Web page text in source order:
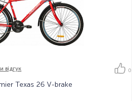
вiдгук 0
Texas 26 V-brake